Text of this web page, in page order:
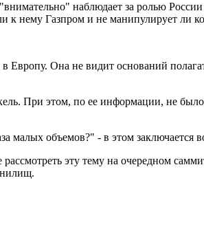
наблюдает за ролью России
к нему Газпром и не манипулирует ли
Она не видит оснований
При этом, по ее информации, не
малых объемов?" - в этом заключается
эту тему на очередном